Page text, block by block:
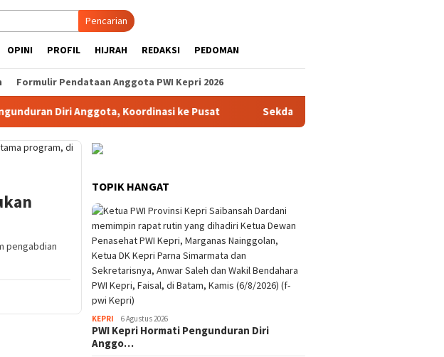
Pencarian
OPINI PROFIL HIJRAH REDAKSI PEDOMAN
Formulir Pendataan Anggota PWI Kepri 2026
Diri Anggota, Koordinasi ke Pusat Sekda Anambas Matangkan Persiapan HUT
pengabdian
TOPIK HANGAT
KEPRI 6 Agustus 2026
PWI Kepri Hormati Pengunduran Diri
Anggo…